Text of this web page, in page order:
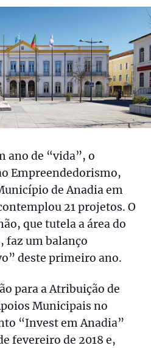
ano de “vida”, o
Empreendedorismo,
de Anadia em
21 projetos. O
que tutela a área do
faz um balanço
deste primeiro ano.
para a Atribuição de
Municipais no
“Invest em Anadia”
fevereiro de 2018 e,